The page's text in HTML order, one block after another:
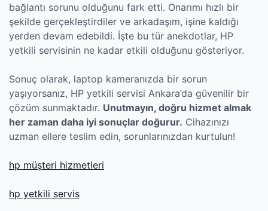
bağlantı sorunu olduğunu fark etti. Onarımı hızlı bir
şekilde gerçekleştirdiler ve arkadaşım, işine kaldığı
yerden devam edebildi. İşte bu tür anekdotlar, HP
yetkili servisinin ne kadar etkili olduğunu gösteriyor.
Sonuç olarak, laptop kameranızda bir sorun
yaşıyorsanız, HP yetkili servisi Ankara’da güvenilir bir
çözüm sunmaktadır. Unutmayın, doğru hizmet almak
her zaman daha iyi sonuçlar doğurur. Cihazınızı
uzman ellere teslim edin, sorunlarınızdan kurtulun!
hp müşteri hizmetleri
hp yetkili servis